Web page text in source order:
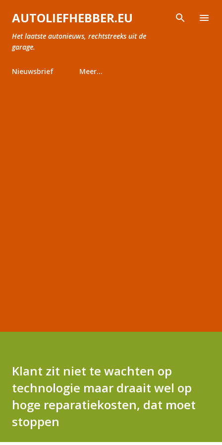
Doorgaan naar hoofdcontent
AUTOLIEFHEBBER.EU
Het laatste autonieuws, rechtstreeks uit de
garage.
Nieuwsbrief Meer…
Klant zit niet te wachten op
technologie maar draait wel op
hoge reparatiekosten, dat moet
stoppen